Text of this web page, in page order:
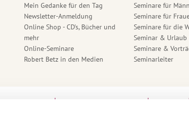
Mein Gedanke für den Tag
Newsletter-Anmeldung
Online Shop - CD's, Bücher und
mehr
Online-Seminare
Robert Betz in den Medien
Seminare für
Seminare für
Seminare für die
Seminar & Urlaub
Seminare &
Seminarleiter